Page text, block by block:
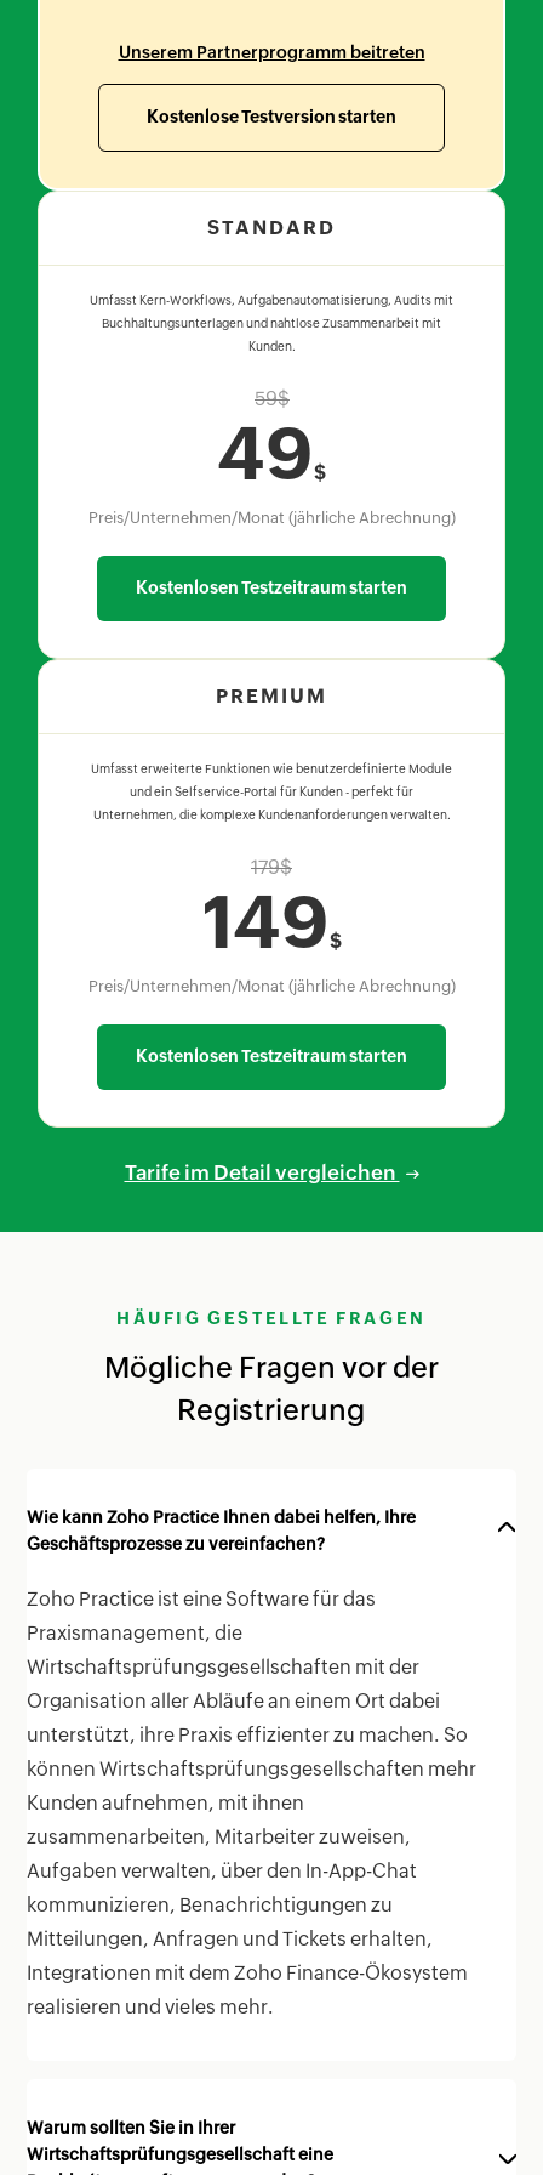
Unserem Partnerprogramm beitreten
Kostenlose Testversion starten
STANDARD
Umfasst Kern-Workflows, Aufgabenautomatisierung, Audits mit
Buchhaltungsunterlagen und nahtlose Zusammenarbeit mit
Kunden.
59$
49$
Preis/Unternehmen/Monat (jährliche Abrechnung)
Kostenlosen Testzeitraum starten
PREMIUM
Umfasst erweiterte Funktionen wie benutzerdefinierte Module
und ein Selfservice-Portal für Kunden - perfekt für
Unternehmen, die komplexe Kundenanforderungen verwalten.
179$
149$
Preis/Unternehmen/Monat (jährliche Abrechnung)
Kostenlosen Testzeitraum starten
Tarife im Detail vergleichen
HÄUFIG GESTELLTE FRAGEN
Mögliche Fragen vor der
Registrierung
Wie kann Zoho Practice Ihnen dabei helfen, Ihre
Geschäftsprozesse zu vereinfachen?
Zoho Practice ist eine Software für das
Praxismanagement, die
Wirtschaftsprüfungsgesellschaften mit der
Organisation aller Abläufe an einem Ort dabei
unterstützt, ihre Praxis effizienter zu machen. So
können Wirtschaftsprüfungsgesellschaften mehr
Kunden aufnehmen, mit ihnen
zusammenarbeiten, Mitarbeiter zuweisen,
Aufgaben verwalten, über den In-App-Chat
kommunizieren, Benachrichtigungen zu
Mitteilungen, Anfragen und Tickets erhalten,
Integrationen mit dem Zoho Finance-Ökosystem
realisieren und vieles mehr.
Warum sollten Sie in Ihrer
Wirtschaftsprüfungsgesellschaft eine